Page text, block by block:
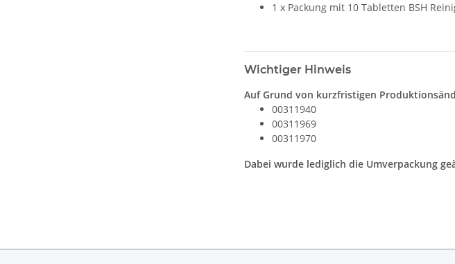
1 x Packung mit 10 Tabletten BSH
Wichtiger Hinweis
Auf Grund von kurzfristigen
00311940
00311969
00311970
Dabei wurde lediglich die Umverpackung